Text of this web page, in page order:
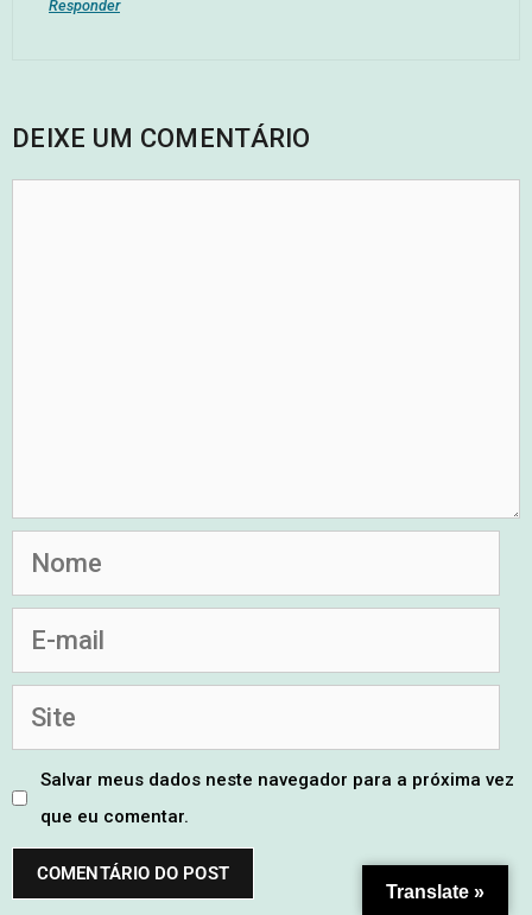
Responder
DEIXE UM COMENTÁRIO
Salvar meus dados neste navegador para a próxima vez
que eu comentar.
Translate »